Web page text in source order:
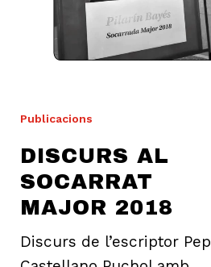
Publicacions
DISCURS AL
SOCARRAT
MAJOR 2018
Discurs de l’escriptor Pep